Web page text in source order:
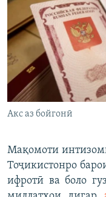
Акс аз бойгонӣ
Мақомоти
Тоҷикистонро
ифротӣ ва боло